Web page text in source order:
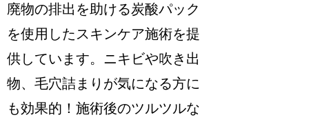
廃物の排出を助ける炭酸パック
を使用したスキンケア施術を提
供しています。ニキビや吹き出
物、毛穴詰まりが気になる方に
も効果的！施術後のツルツルな